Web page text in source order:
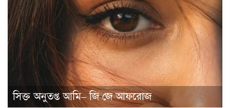
সিক্ত অনুতপ্ত আমি– জি জে আফরোজ